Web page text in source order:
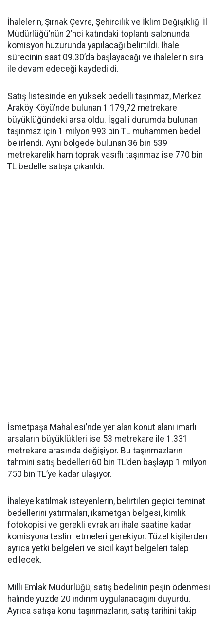
İhalelerin, Şırnak Çevre, Şehircilik ve İklim Değişikliği İl
Müdürlüğü’nün 2’nci katındaki toplantı salonunda
komisyon huzurunda yapılacağı belirtildi. İhale
sürecinin saat 09.30’da başlayacağı ve ihalelerin sıra
ile devam edeceği kaydedildi.
Satış listesinde en yüksek bedelli taşınmaz, Merkez
Araköy Köyü’nde bulunan 1.179,72 metrekare
büyüklüğündeki arsa oldu. İşgalli durumda bulunan
taşınmaz için 1 milyon 993 bin TL muhammen bedel
belirlendi. Aynı bölgede bulunan 36 bin 539
metrekarelik ham toprak vasıflı taşınmaz ise 770 bin
TL bedelle satışa çıkarıldı.
İsmetpaşa Mahallesi’nde yer alan konut alanı imarlı
arsaların büyüklükleri ise 53 metrekare ile 1.331
metrekare arasında değişiyor. Bu taşınmazların
tahmini satış bedelleri 60 bin TL’den başlayıp 1 milyon
750 bin TL’ye kadar ulaşıyor.
İhaleye katılmak isteyenlerin, belirtilen geçici teminat
bedellerini yatırmaları, ikametgah belgesi, kimlik
fotokopisi ve gerekli evrakları ihale saatine kadar
komisyona teslim etmeleri gerekiyor. Tüzel kişilerden
ayrıca yetki belgeleri ve sicil kayıt belgeleri talep
edilecek.
Milli Emlak Müdürlüğü, satış bedelinin peşin ödenmesi
halinde yüzde 20 indirim uygulanacağını duyurdu.
Ayrıca satışa konu taşınmazların, satış tarihini takip